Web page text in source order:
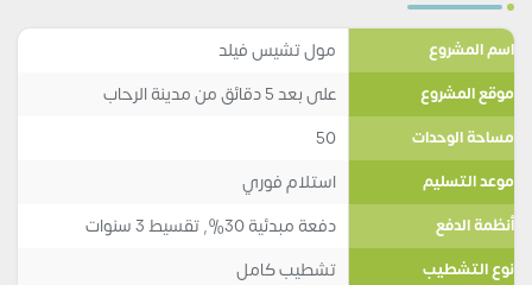
اسم المشروع مول تشيس فيلد
موقع المشروع على بعد 5 دقائق من مدينة الرحاب
مساحة الوحدات 50
موعد التسليم استلام فوري
أنظمة الدفع دفعة مبدئية 30%, تقسيط 3 سنوات
نوع التشطيب تشطيب كامل